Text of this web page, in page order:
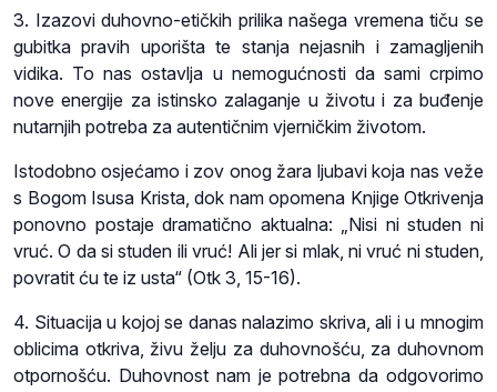
3. Izazovi duhovno-etičkih prilika našega vremena tiču se
gubitka pravih uporišta te stanja nejasnih i zamagljenih
vidika. To nas ostavlja u nemogućnosti da sami crpimo
nove energije za istinsko zalaganje u životu i za buđenje
nutarnjih potreba za autentičnim vjerničkim životom.
Istodobno osjećamo i zov onog žara ljubavi koja nas veže
s Bogom Isusa Krista, dok nam opomena Knjige Otkrivenja
ponovno postaje dramatično aktualna: „Nisi ni studen ni
vruć. O da si studen ili vruć! Ali jer si mlak, ni vruć ni studen,
povratit ću te iz usta“ (Otk 3, 15-16).
4. Situacija u kojoj se danas nalazimo skriva, ali i u mnogim
oblicima otkriva, živu želju za duhovnošću, za duhovnom
otpornošću. Duhovnost nam je potrebna da odgovorimo